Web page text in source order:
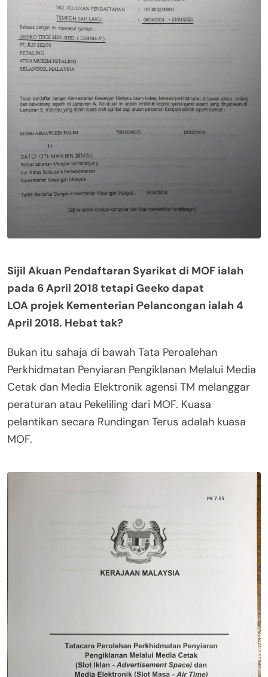
Sijil Akuan Pendaftaran Syarikat di MOF ialah
pada 6 April 2018 tetapi Geeko dapat
LOA projek Kementerian Pelancongan ialah 4
April 2018. Hebat tak?
Bukan itu sahaja di bawah Tata Peroalehan
Perkhidmatan Penyiaran Pengiklanan Melalui Media
Cetak dan Media Elektronik agensi TM melanggar
peraturan atau Pekeliling dari MOF. Kuasa
pelantikan secara Rundingan Terus adalah kuasa
MOF.